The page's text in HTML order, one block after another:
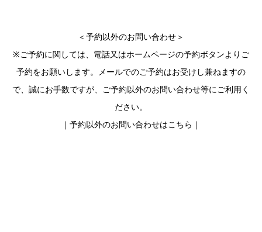
＜予約以外のお問い合わせ＞
※ご予約に関しては、電話又はホームページの予約ボタンよりご
予約をお願いします。メールでのご予約はお受けし兼ねますの
で、誠にお手数ですが、ご予約以外のお問い合わせ等にご利用く
ださい。
｜予約以外のお問い合わせはこちら｜